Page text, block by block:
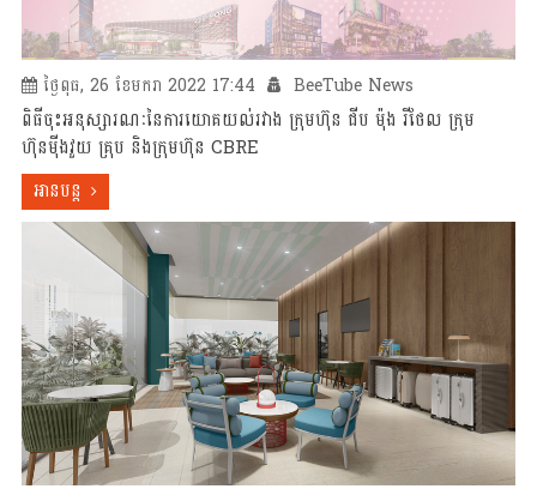
ថ្ងៃពុធ, 26 ខែមករា 2022 17:44 BeeTube News
ពិធីចុះអនុស្សារណៈនៃការយោគយល់រវាង ក្រុមហ៊ុន ជីប ម៉ុង រីថែល ក្រុម
ហ៊ុនម៉ីងវួយ គ្រុប និងក្រុមហ៊ុន CBRE
អានបន្ត